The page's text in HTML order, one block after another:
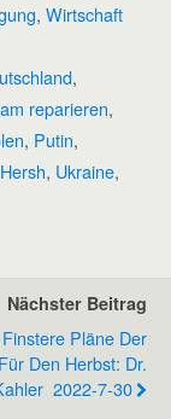
, Wirtschaft
,
reparieren,
, Putin,
, Ukraine,
Nächster Beitrag
Pläne Der
Den Herbst: Dr.
2022-7-30